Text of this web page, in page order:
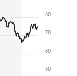
50
60
70
80